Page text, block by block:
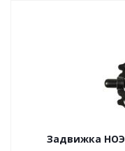
Задвижка